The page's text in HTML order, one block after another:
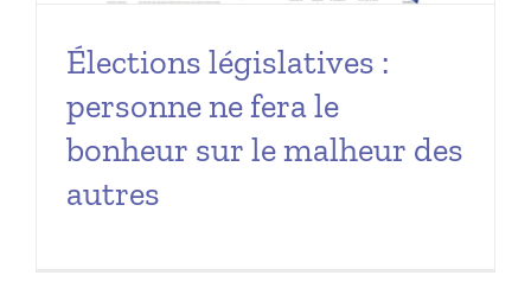
Élections législatives :
personne ne fera le
bonheur sur le malheur des
autres